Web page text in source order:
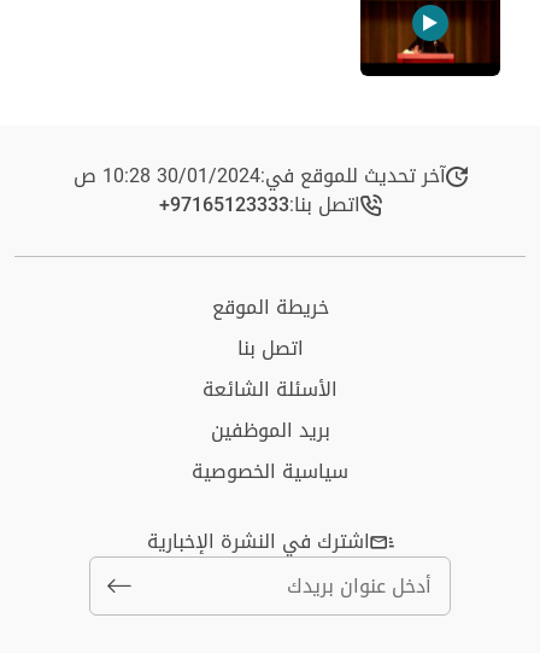
آخر تحديث للموقع في:30/01/2024 10:28 ص
اتصل بنا:+97165123333​
خريطة الموقع
اتصل بنا
الأسئلة الشائعة
بريد الموظفين
سياسية الخصوصية
اشترك في النشرة الإخبارية